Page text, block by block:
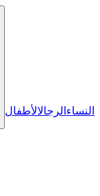
النساء الرجالالأطفال